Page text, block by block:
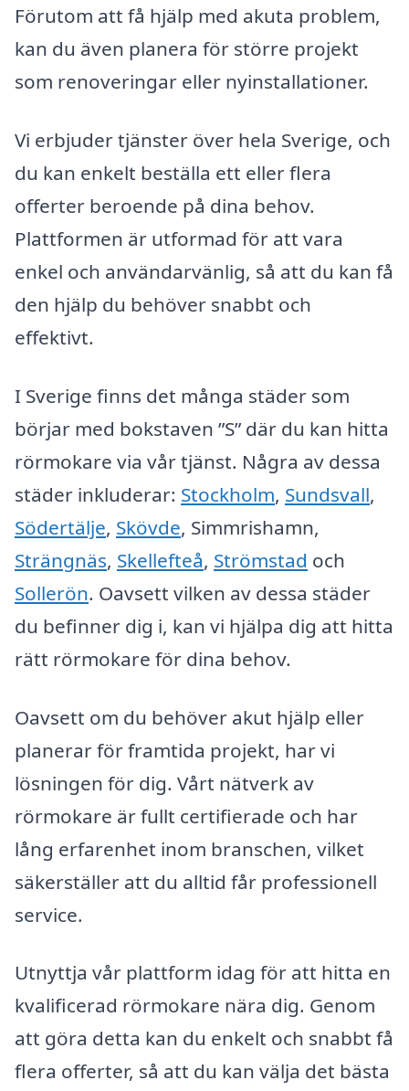
Förutom att få hjälp med akuta problem,
kan du även planera för större projekt
som renoveringar eller nyinstallationer.
Vi erbjuder tjänster över hela Sverige, och
du kan enkelt beställa ett eller flera
offerter beroende på dina behov.
Plattformen är utformad för att vara
enkel och användarvänlig, så att du kan få
den hjälp du behöver snabbt och
effektivt.
I Sverige finns det många städer som
börjar med bokstaven ”S” där du kan hitta
rörmokare via vår tjänst. Några av dessa
städer inkluderar: Stockholm, Sundsvall,
Södertälje, Skövde, Simmrishamn,
Strängnäs, Skellefteå, Strömstad och
Sollerön. Oavsett vilken av dessa städer
du befinner dig i, kan vi hjälpa dig att hitta
rätt rörmokare för dina behov.
Oavsett om du behöver akut hjälp eller
planerar för framtida projekt, har vi
lösningen för dig. Vårt nätverk av
rörmokare är fullt certifierade och har
lång erfarenhet inom branschen, vilket
säkerställer att du alltid får professionell
service.
Utnyttja vår plattform idag för att hitta en
kvalificerad rörmokare nära dig. Genom
att göra detta kan du enkelt och snabbt få
flera offerter, så att du kan välja det bästa